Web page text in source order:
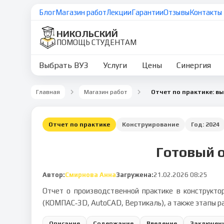
БлогМагазин работЛекцииГарантииОтзывыКонтакты
НИКОЛЬСКИЙ
ПОМОЩЬ СТУДЕНТАМ
Выбрать ВУЗ Услуги Цены Синергия
Главная Магазин работ
Отчет по практике Конструирование Год: 2024
Готовый
Автор:Смирнова АннаЗагружена:21.02.2026 08:25
Отчет о производственной практике в
(КОМПАС‑3D, AutoCAD, Вертикаль), а также этапы